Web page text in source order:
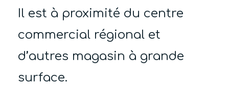
Il est à proximité du centre
commercial régional et
d’autres magasin à grande
surface.